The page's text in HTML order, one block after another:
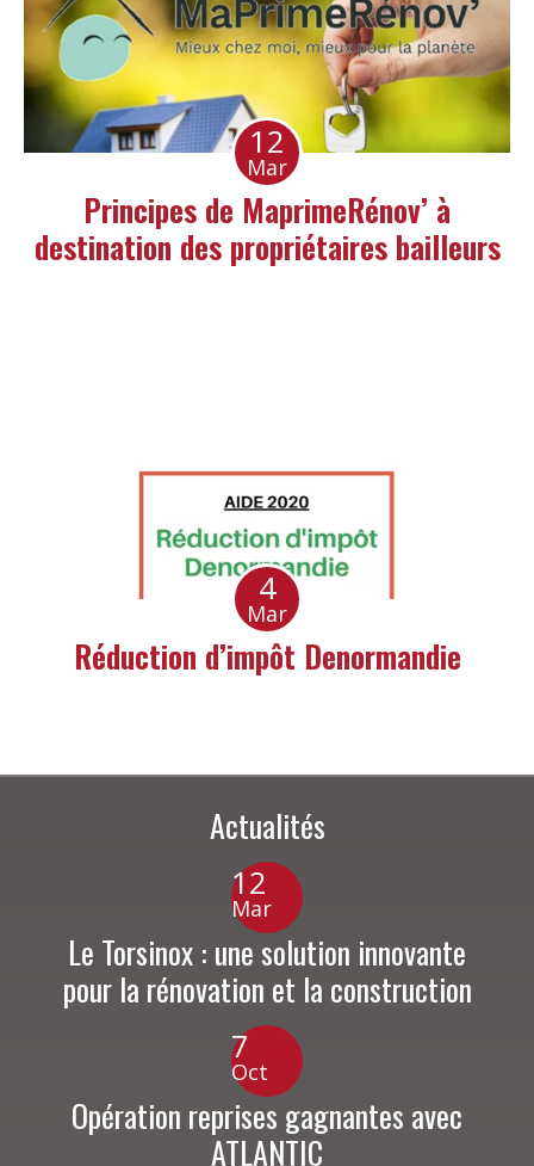
12
Mar
Principes de MaprimeRénov’ à
destination des propriétaires bailleurs
4
Mar
Réduction d’impôt Denormandie
Actualités
12
Mar
Le Torsinox : une solution innovante
pour la rénovation et la construction
7
Oct
Opération reprises gagnantes avec
ATLANTIC